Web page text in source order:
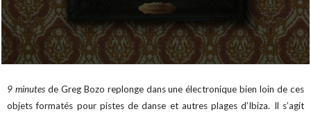
9 minutes de Greg Bozo replonge dans une électronique bien loin de ces
objets formatés pour pistes de danse et autres plages d’Ibiza. Il s’agit